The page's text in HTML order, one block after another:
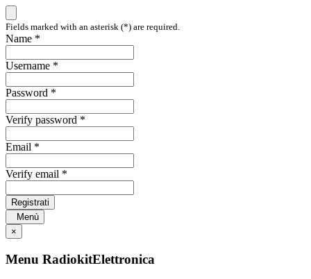
Fields marked with an asterisk (*) are required.
Name *
Username *
Password *
Verify password *
Email *
Verify email *
Registrati
Menù
×
Menu RadiokitElettronica